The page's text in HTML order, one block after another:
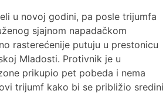
u novoj godini, pa posle trijumfa
sjajnom napadačkom
rasterećenije putuju u prestonicu
Mladosti. Protivnik je u
prikupio pet pobeda i nema
trijumf kako bi se približio sredini